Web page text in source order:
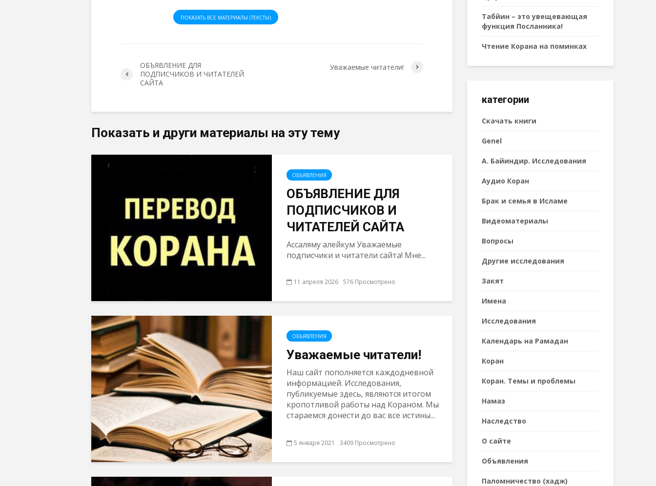
ПОКАЗАТЬ ВСЕ МАТЕРИАЛЫ (ТЕКСТЫ)
ОБЪЯВЛЕНИЕ ДЛЯ
ПОДПИСЧИКОВ И ЧИТАТЕЛЕЙ
САЙТА
Уважаемые читатели!
Показать и други материалы на эту тему
ОБЪЯВЛЕНИЯ
ОБЪЯВЛЕНИЕ ДЛЯ
ПОДПИСЧИКОВ И
ЧИТАТЕЛЕЙ САЙТА
Ассаляму алейкум Уважаемые
подписчики и читатели сайта! Мне...
11 апреля 2026 576 Просмотрено
ОБЪЯВЛЕНИЯ
Уважаемые читатели!
Наш сайт пополняется каждодневной
информацией. Исследования,
публикуемые здесь, являются итогом
кропотливой работы над Кораном. Мы
стараемся донести до вас все истины...
5 января 2021 3409 Просмотрено
Табйин – это увещевающая
функция Посланника!
Чтение Корана на поминках
категории
Cкачать книги
Genel
А. Байиндир. Исследования
Аудио Коран
Брак и семья в Исламе
Видеоматериалы
Вопросы
Другие исследования
Закят
Имена
Исследования
Календарь на Рамадан
Коран
Коран. Темы и проблемы
Намаз
Наследствo
О сайте
Объявления
Паломничество (хадж)